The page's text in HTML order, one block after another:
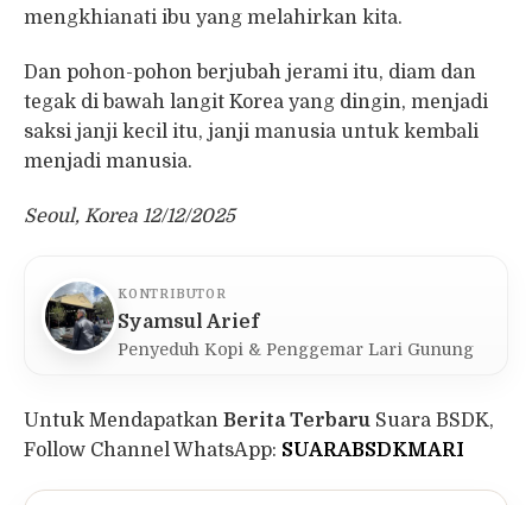
mengkhianati ibu yang melahirkan kita.
Dan pohon-pohon berjubah jerami itu, diam dan
tegak di bawah langit Korea yang dingin, menjadi
saksi janji kecil itu, janji manusia untuk kembali
menjadi manusia.
Seoul, Korea 12/12/2025
KONTRIBUTOR
Syamsul Arief
Penyeduh Kopi & Penggemar Lari Gunung
Untuk Mendapatkan Berita Terbaru Suara BSDK,
Follow Channel WhatsApp: SUARABSDKMARI